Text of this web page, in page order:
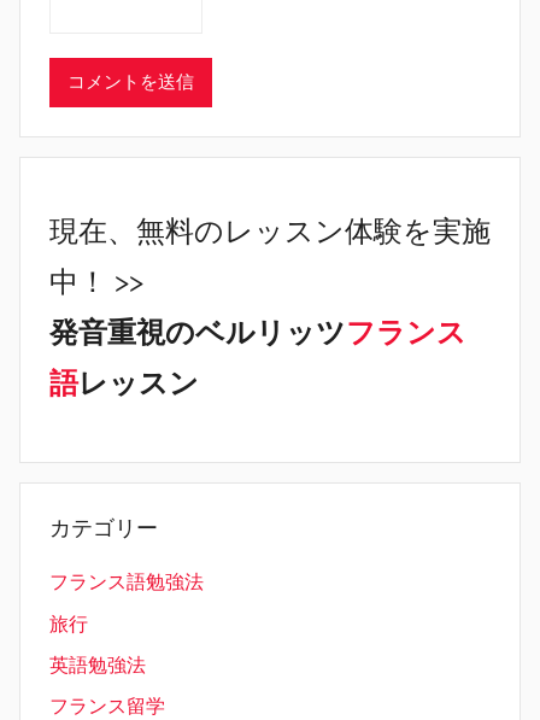
現在、無料のレッスン体験を実施
中！ >>
発音重視のベルリッツフランス
語レッスン
カテゴリー
フランス語勉強法
旅行
英語勉強法
フランス留学